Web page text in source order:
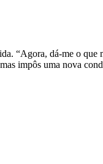
“Agora, dá-me o que
impôs uma nova